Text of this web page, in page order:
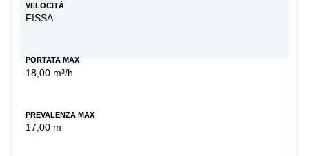
VELOCITÀ
FISSA
PORTATA MAX
18,00 m³/h
PREVALENZA MAX
17,00 m